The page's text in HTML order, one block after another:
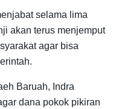
selama lima
akan terus menjemput
agar bisa
Baruah, Indra
dana pokok pikiran